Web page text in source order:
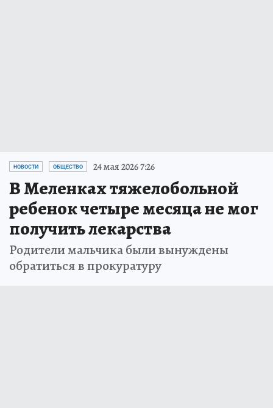
НОВОСТИ ОБЩЕСТВО 24 мая 2026 7:26
В Меленках тяжелобольной
ребенок четыре месяца не мог
получить лекарства
Родители мальчика были вынуждены
обратиться в прокуратуру